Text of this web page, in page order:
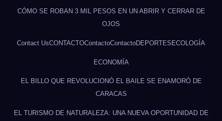
CÓMO SE ROBAN 3 MIL PESOS EN UN ABRIR Y CERRAR DE
OJOS
Contact UsCONTACTOContactoContactoDEPORTES ECOLOGÍA
ECONOMÍA
EL BILLO QUE REVOLUCIONÓ EL BAILE SE ENAMORÓ DE
CARACAS
EL TURISMO DE NATURALEZA: UNA NUEVA OPORTUNIDAD DE